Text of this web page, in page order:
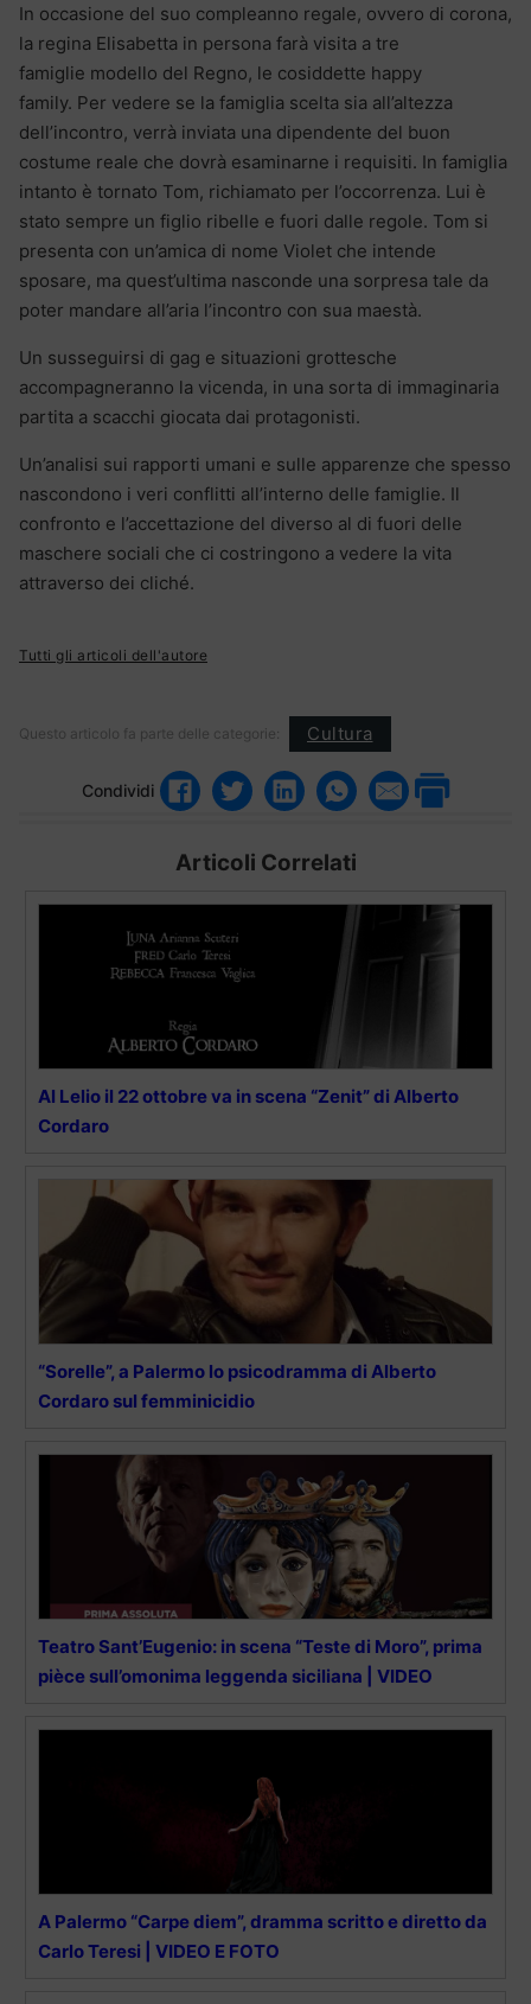
In occasione del suo compleanno regale, ovvero di corona,
la regina Elisabetta in persona farà visita a tre
famiglie modello del Regno, le cosiddette happy
family. Per vedere se la famiglia scelta sia all’altezza
dell’incontro, verrà inviata una dipendente del buon
costume reale che dovrà esaminarne i requisiti. In famiglia
intanto è tornato Tom, richiamato per l’occorrenza. Lui è
stato sempre un figlio ribelle e fuori dalle regole. Tom si
presenta con un’amica di nome Violet che intende
sposare, ma quest’ultima nasconde una sorpresa tale da
poter mandare all’aria l’incontro con sua maestà.
Un susseguirsi di gag e situazioni grottesche
accompagneranno la vicenda, in una sorta di immaginaria
partita a scacchi giocata dai protagonisti.
Un’analisi sui rapporti umani e sulle apparenze che spesso
nascondono i veri conflitti all’interno delle famiglie. Il
confronto e l’accettazione del diverso al di fuori delle
maschere sociali che ci costringono a vedere la vita
attraverso dei cliché.
Tutti gli articoli dell'autore
Questo articolo fa parte delle categorie: Cultura
Condividi
Articoli Correlati
Al Lelio il 22 ottobre va in scena “Zenit” di Alberto
Cordaro
“Sorelle”, a Palermo lo psicodramma di Alberto
Cordaro sul femminicidio
Teatro Sant’Eugenio: in scena “Teste di Moro”, prima
pièce sull’omonima leggenda siciliana | VIDEO
A Palermo “Carpe diem”, dramma scritto e diretto da
Carlo Teresi | VIDEO E FOTO